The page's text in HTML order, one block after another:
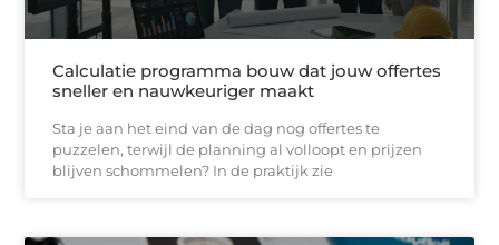
Calculatie programma bouw dat jouw offertes
sneller en nauwkeuriger maakt
Sta je aan het eind van de dag nog offertes te
puzzelen, terwijl de planning al volloopt en prijzen
blijven schommelen? In de praktijk zie